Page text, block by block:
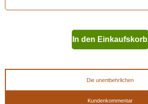
In den Einkaufskorb
Die unentbehrlichen
Kundenkommentar